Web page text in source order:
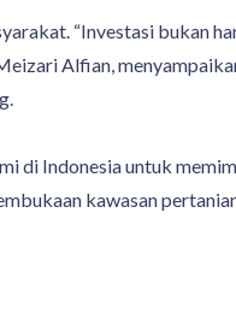
“Investasi bukan
Alfian,
di Indonesia untuk
kawasan